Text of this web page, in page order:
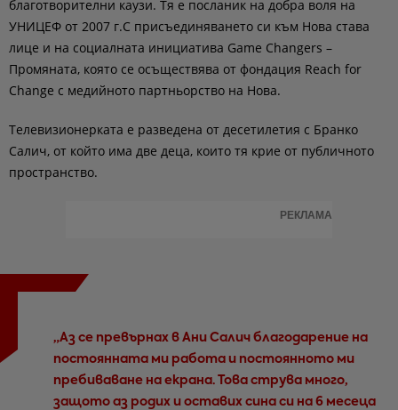
благотворителни каузи. Тя е посланик на добра воля на
УНИЦЕФ от 2007 г.С присъединяването си към Нова става
лице и на социалната инициатива Game Changers –
Промяната, която се осъществява от фондация Reach for
Changе с медийното партньорство на Нова.
Телевизионерката е разведена от десетилетия с Бранко
Салич, от който има две деца, които тя крие от публичното
пространство.
РЕКЛАМА
„Аз се превърнах в Ани Салич благодарение на
постоянната ми работа и постоянното ми
пребиваване на екрана. Това струва много,
защото аз родих и оставих сина си на 6 месеца